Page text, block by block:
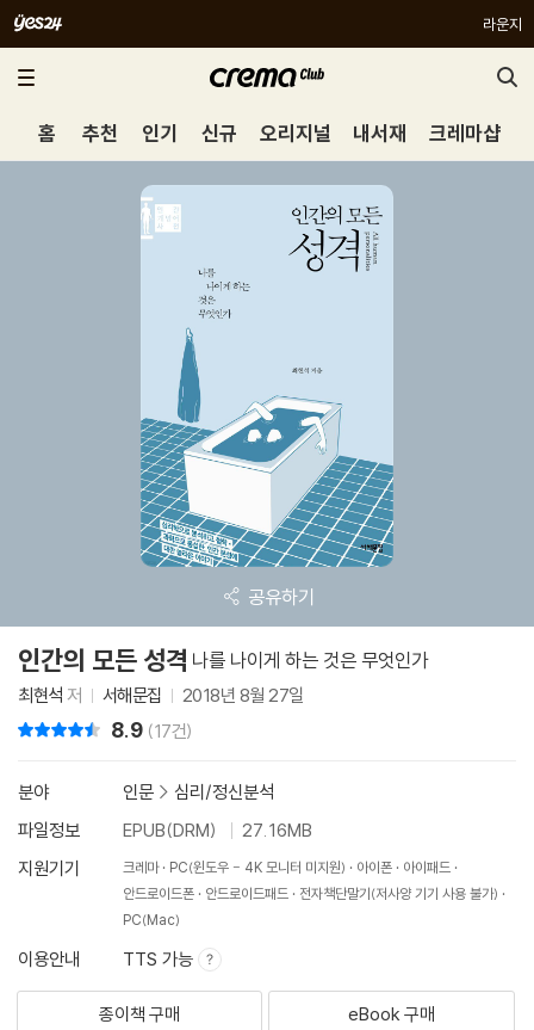
라운지
홈 추천 인기 신규 오리지널 내서재 크레마샵
공유하기
인간의 모든 성격 나를 나이게 하는 것은 무엇인가
최현석 저 서해문집 2018년 8월 27일
8.9 (17건)
분야 인문 > 심리/정신분석
파일정보
EPUB(DRM)
27.16MB
지원기기
크레마 PC(윈도우 - 4K 모니터 미지원) 아이폰
아이패드
안드로이드폰
안드로이드패드
전자책단말기(저사양 기기 사용 불가)
PC(Mac)
이용안내 TTS 가능
종이책 구매 eBook 구매